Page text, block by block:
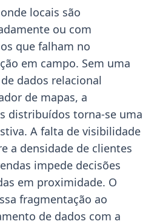
locais são
ou com
que falham no
em campo. Sem uma
dados relacional
de mapas, a
distribuídos torna-se uma
A falta de visibilidade
a densidade de clientes
impede decisões
em proximidade. O
fragmentação ao
de dados com a